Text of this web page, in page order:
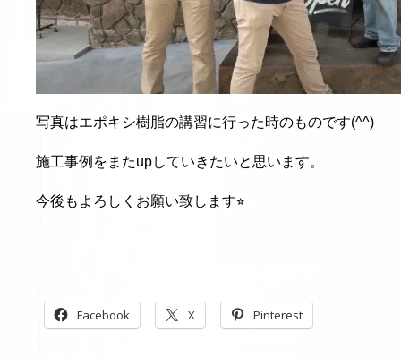
写真はエポキシ樹脂の講習に行った時のものです(^^)
施工事例をまたupしていきたいと思います。
今後もよろしくお願い致します⭐︎
Facebook X Pinterest